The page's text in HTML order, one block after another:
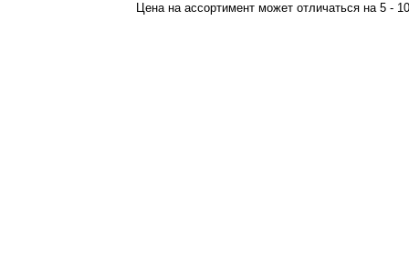
Цена на ассортимент может отличаться на 5 -